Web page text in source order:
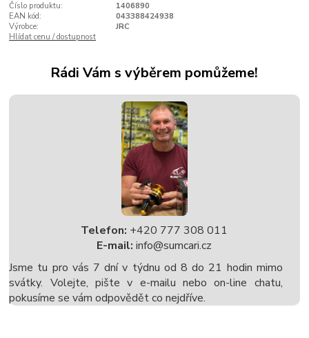
Číslo produktu:
1406890
EAN kód:
043388424938
Výrobce:
JRC
Hlídat cenu / dostupnost
Rádi Vám s výběrem pomůžeme!
Telefon: +420 777 308 011
E-mail: info@sumcari.cz
Jsme tu pro vás 7 dní v týdnu od 8 do 21 hodin mimo
svátky. Volejte, pište v e-mailu nebo on-line chatu,
pokusíme se vám odpovědět co nejdříve.